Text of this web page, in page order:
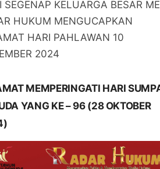
SEGENAP KELUARGA BESAR
HUKUM MENGUCAPKAN
HARI PAHLAWAN 10
2024
MEMPERINGATI HARI
YANG KE – 96 (28 OKTOBER